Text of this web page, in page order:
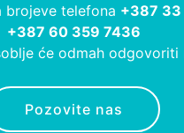
brojeve telefona +387 33
+387 60 359 7436
će odmah odgovoriti
Pozovite nas